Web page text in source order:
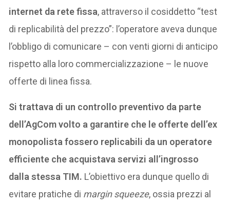
internet da rete fissa, attraverso il cosiddetto “test
di replicabilità del prezzo”: l’operatore aveva dunque
l’obbligo di comunicare – con venti giorni di anticipo
rispetto alla loro commercializzazione – le nuove
offerte di linea fissa.
Si trattava di un controllo preventivo da parte
dell’AgCom volto a garantire che le offerte dell’ex
monopolista fossero replicabili da un operatore
efficiente che acquistava servizi all’ingrosso
dalla stessa TIM. L’obiettivo era dunque quello di
evitare pratiche di margin squeeze, ossia prezzi al